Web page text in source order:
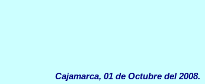
Cajamarca, 01 de Octubre del 2008.